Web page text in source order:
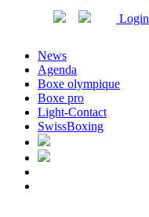
Login
News
Agenda
Boxe olympique
Boxe pro
Light-Contact
SwissBoxing